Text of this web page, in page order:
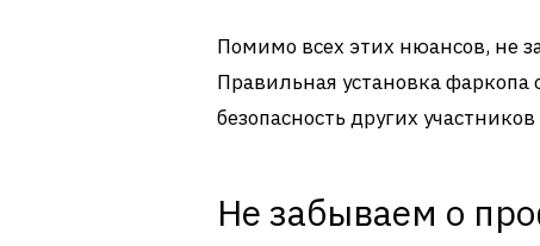
Помимо всех этих нюансов, не
Правильная установка фаркопа
безопасность других
Не забываем о